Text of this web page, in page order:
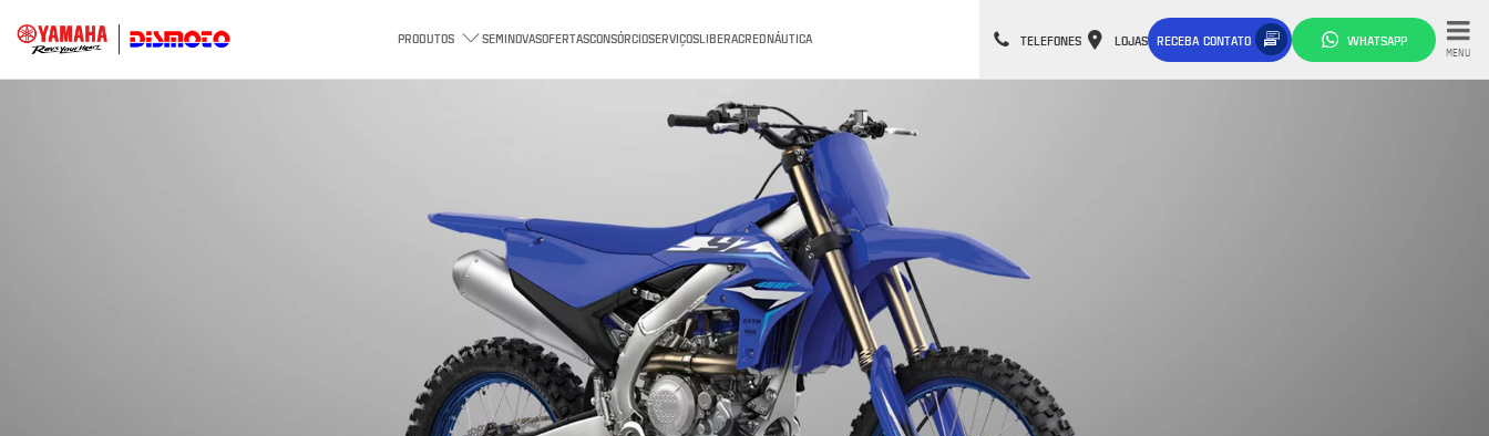
PRODUTOS SEMINOVASOFERTASCONSÓRCIOSERVIÇOSLIBERACREDNÁUTICA TELEFONES LOJAS RECEBA CONTATO WHATSAPP
MENU